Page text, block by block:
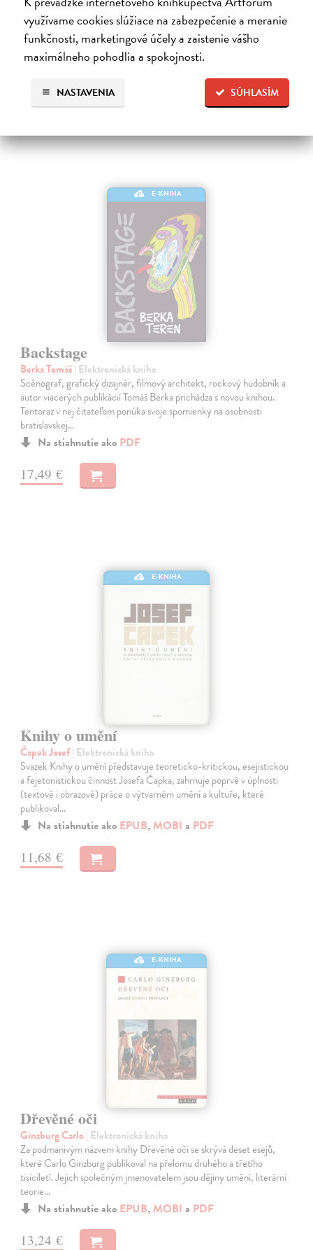
využívame cookies slúžiace na zabezpečenie a meranie
funkčnosti, marketingové účely a zaistenie vášho
maximálneho pohodlia a spokojnosti.
SÚHLASÍM
NASTAVENIA
Príbeh kultúr
Puchner Martin| Elektronická kniha
Načo je dobré umenie? Prečo by nás mala zaujímať minulosť?
Na stiahnutie akoEPUB,MOBIaPDF
15,99 €
E-KNIHA
Backstage
Berka Tomáš| Elektronická kniha
Scénograf, grafický dizajnér, filmový architekt, rockový hudobník a
autor viacerých publikácií Tomáš Berka prichádza s novou knihou.
Tentoraz v nej čitateľom ponúka svoje spomienky na osobnosti
bratislavskej…
Na stiahnutie ako PDF
17,49 €
E-KNIHA
Knihy o umění
Čapek Josef| Elektronická kniha
Svazek Knihy o umění představuje teoreticko-kritickou, esejistickou
a fejetonistickou činnost Josefa Čapka, zahrnuje poprvé v úplnosti
(textové i obrazové) práce o výtvarném umění a kultuře, které
publikoval…
Na stiahnutie ako EPUB, MOBI a PDF
11,68 €
E-KNIHA
Dřevěné oči
Ginzburg Carlo| Elektronická kniha
Za podmanivým názvem knihy Dřevěné oči se skrývá deset esejů,
které Carlo Ginzburg publikoval na přelomu druhého a třetího
tisíciletí. Jejich společným jmenovatelem jsou dějiny umění, literární
teorie…
Na stiahnutie ako EPUB, MOBI a PDF
13,24 €